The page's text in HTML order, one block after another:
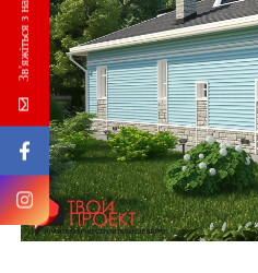
Зв'яжіться з нами